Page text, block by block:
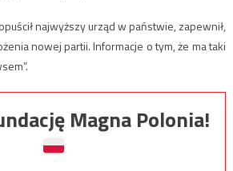
najwyższy urząd w państwie, zapewnił,
nowej partii. Informacje o tym, że ma taki
Magna Polonia!